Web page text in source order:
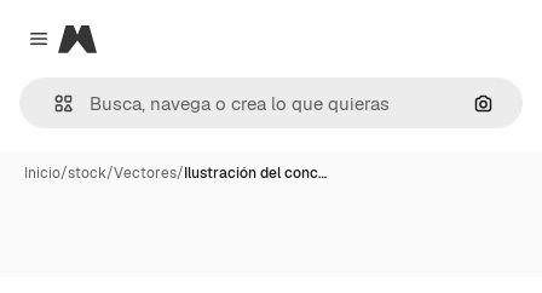
Close menu
Magnific
Inicio/stock/Vectores/Ilustración del conc…